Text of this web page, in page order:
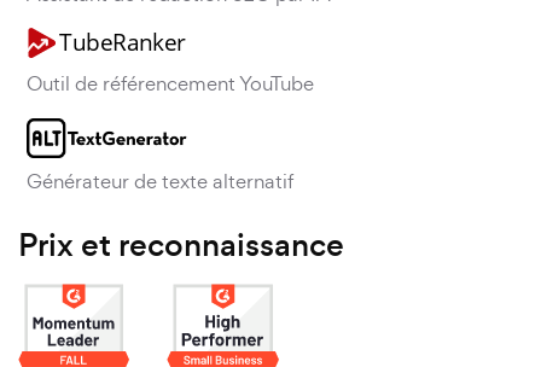
Outil de référencement YouTube
Générateur de texte alternatif
Prix et reconnaissance